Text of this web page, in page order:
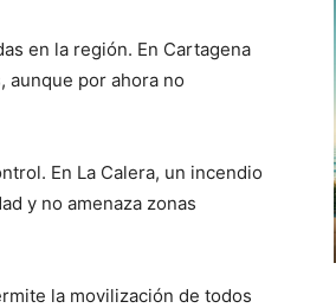
en la región. En Cartagena
aunque por ahora no
En La Calera, un incendio
y no amenaza zonas
la movilización de todos